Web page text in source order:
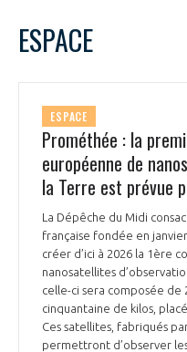
PRÉSENTATION
NOTRE VISION
NOS MISSIONS
NOTRE HISTOIRE
ORGANISATION
L’ÉQUIPE DU GIFAS
NOS RÉSEAUX À
FONCTIONNEMENT
GEADS
COMITÉ AERO PME
ACCOMPAGNEMENT DE
LES PROGRAMMES DU GIFAS
LA MÉDIATION
1 2
ESPACE
ESPACE
Prométhée : la
européenne de
la Terre est prévue
La Dépêche du Midi
française fondée en
créer d’ici à 2026 la 1ère
nanosatellites
celle-ci sera composée de
cinquantaine de kilos,
Ces satellites, fabriqués
permettront d’observer
Rejoignez une filière